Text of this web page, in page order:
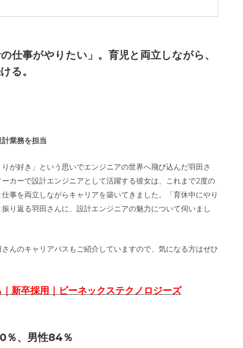
仕事がやりたい」。育児と両立しながら、
る。
業務を担当
が好き」という思いでエンジニアの世界へ飛び込んだ羽田さ
カーで設計エンジニアとして活躍する彼女は、これまで2度の
事を両立しながらキャリアを築いてきました。「育休中にやり
り返る羽田さんに、設計エンジニアの魅力について伺いまし
んのキャリアパスもご紹介していますので、気になる方はぜひ
新卒採用｜ビーネックステクノロジーズ
％、男性84％